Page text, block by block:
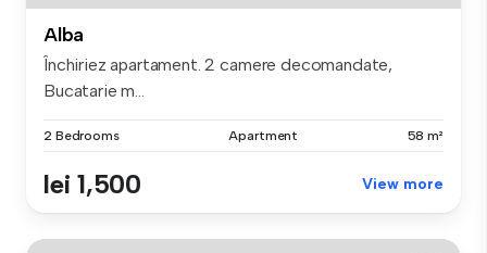
Alba
Închiriez apartament. 2 camere decomandate,
Bucatarie m...
2 Bedrooms Apartment 58 m²
lei 1,500 View more